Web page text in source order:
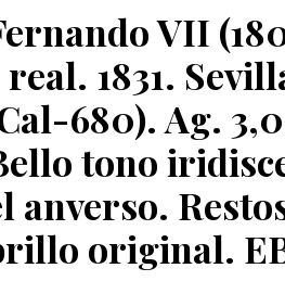
VII
real. 1831.
680). Ag.
tono
anverso.
original.